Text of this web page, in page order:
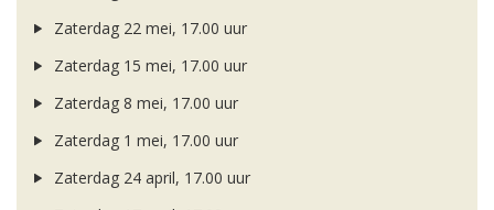
Zaterdag 22 mei, 17.00 uur
Zaterdag 15 mei, 17.00 uur
Zaterdag 8 mei, 17.00 uur
Zaterdag 1 mei, 17.00 uur
Zaterdag 24 april, 17.00 uur